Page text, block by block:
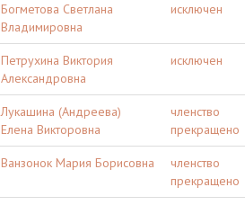
Богметова Светлана
Владимировна
исключен
Петрухина Виктория
Александровна
исключен
Лукашина (Андреева)
Елена Викторовна
членство
прекращено
Ванзонок Мария Борисовна
членство
прекращено